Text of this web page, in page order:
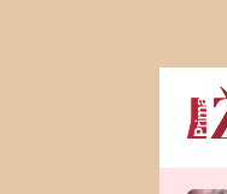
Horoskopy